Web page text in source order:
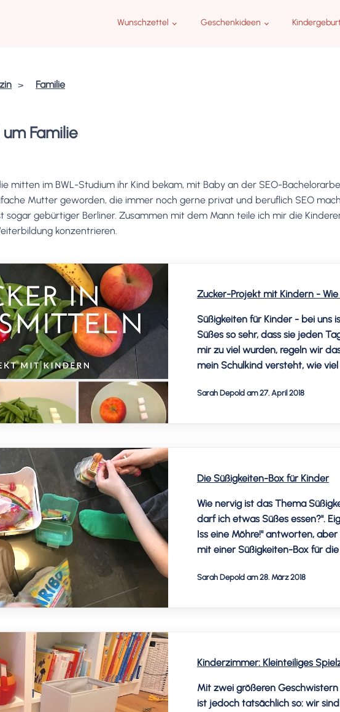
Wunschzettel Geschenkideen
Familie
Familie
mitten im BWL-Studium ihr Kind bekam, mit Baby an der SEO-
Mutter geworden, die immer noch gerne privat und beruflich SEO
sogar gebürtiger Berliner. Zusammen mit dem Mann teile ich mir die
konzentrieren.
Zucker-Projekt mit Kindern -
Süßigkeiten für Kinder - bei uns
Süßes so sehr, dass sie jeden
mir zu viel wurden, regeln wir
mein Schulkind versteht, wie
Sarah Depold am 27. April 2018
Die Süßigkeiten-Box für Kinder
Wie nervig ist das Thema
darf ich etwas Süßes essen?".
Iss eine Möhre!" antworten,
mit einer Süßigkeiten-Box für die
Sarah Depold am 28. März 2018
Kinderzimmer: Kleinteiliges
Mit zwei größeren
ist jedoch tatsächlich so: wir